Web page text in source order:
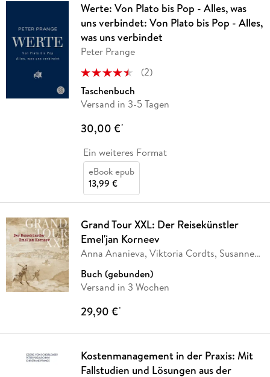
Werte: Von Plato bis Pop - Alles, was
uns verbindet: Von Plato bis Pop - Alles,
was uns verbindet
Peter Prange
(2)
Taschenbuch
Versand in 3-5 Tagen
30,00 €*
Ein weiteres Format
eBook epub
13,99 €
Grand Tour XXL: Der Reisekünstler
Emel'jan Korneev
Anna Ananieva, Viktoria Cordts, Susanne
Buch (gebunden)
Versand in 3 Wochen
29,90 €*
Kostenmanagement in der Praxis: Mit
Fallstudien und Lösungen aus der